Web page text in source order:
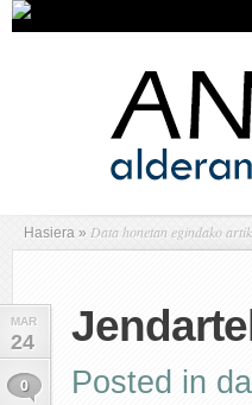
Hasiera » Data honetan egindako
MAR
24
0 Posted in